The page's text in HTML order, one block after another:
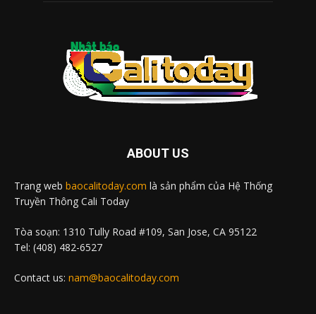
ABOUT US
Trang web baocalitoday.com là sản phẩm của Hệ Thống
Truyền Thông Cali Today
Tòa soạn: 1310 Tully Road #109, San Jose, CA 95122
Tel: (408) 482-6527
Contact us: nam@baocalitoday.com